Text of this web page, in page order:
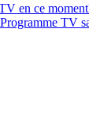
en ce moment
Programme TV